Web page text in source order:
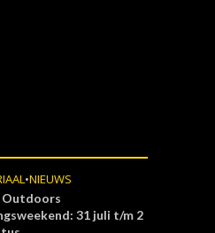
•NIEUWS
Outdoors
31 juli t/m 2